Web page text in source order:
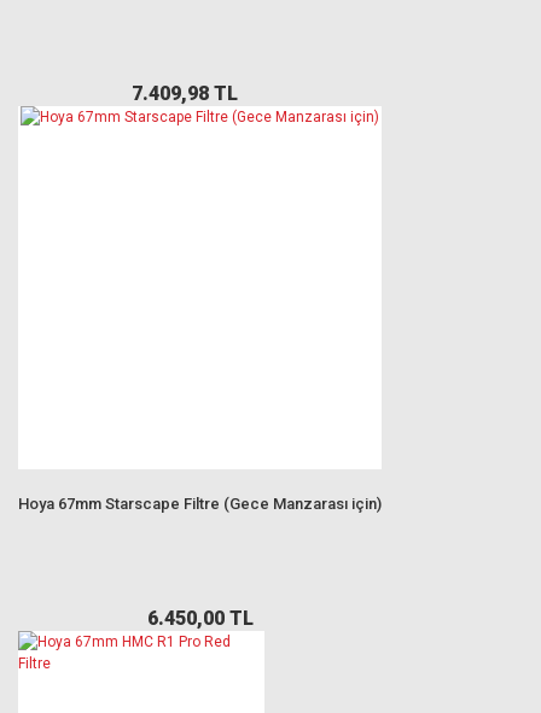
7.409,98 TL
Hoya 67mm Starscape Filtre (Gece Manzarası için)
6.450,00 TL